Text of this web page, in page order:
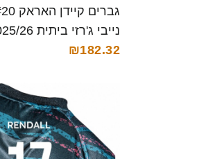
קצרה
₪182.32